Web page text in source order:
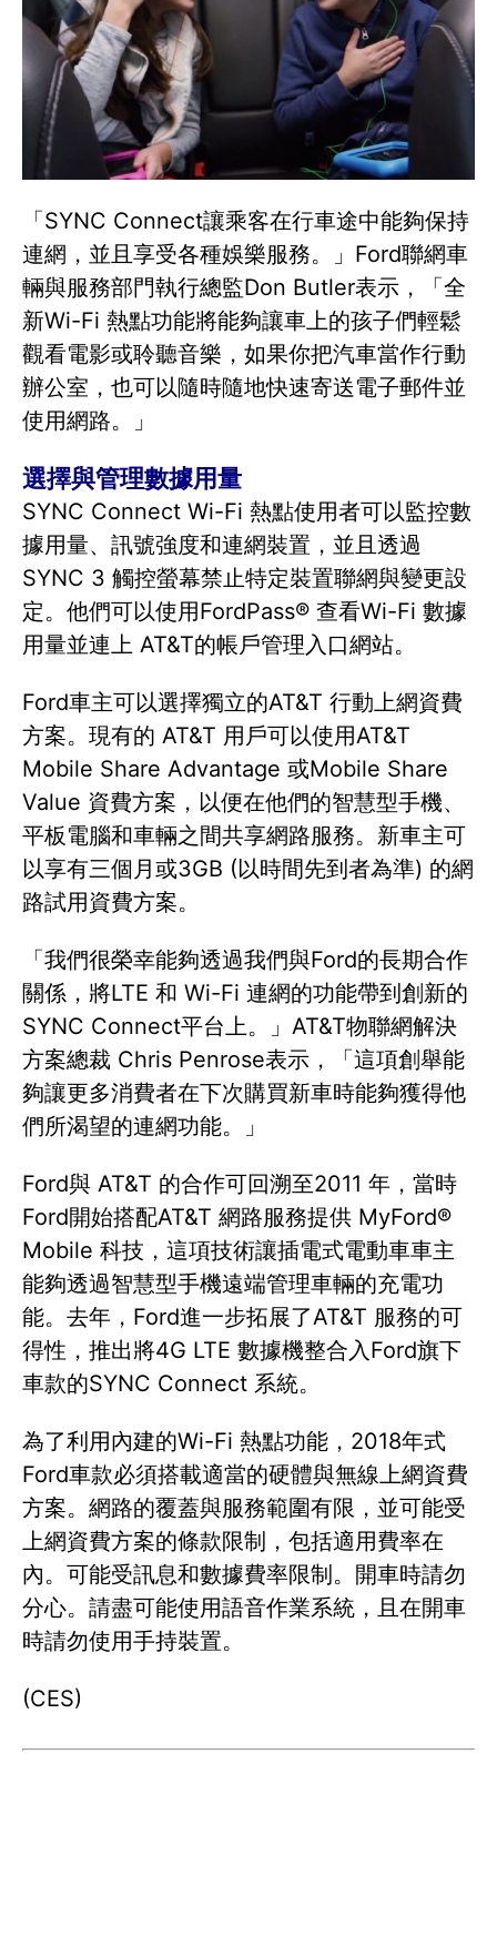
「SYNC Connect讓乘客在行車途中能夠保持
連網，並且享受各種娛樂服務。」Ford聯網車
輛與服務部門執行總監Don Butler表示，「全
新Wi-Fi 熱點功能將能夠讓車上的孩子們輕鬆
觀看電影或聆聽音樂，如果你把汽車當作行動
辦公室，也可以隨時隨地快速寄送電子郵件並
使用網路。」
選擇與管理數據用量
SYNC Connect Wi-Fi 熱點使用者可以監控數
據用量、訊號強度和連網裝置，並且透過
SYNC 3 觸控螢幕禁止特定裝置聯網與變更設
定。他們可以使用FordPass® 查看Wi-Fi 數據
用量並連上 AT&T的帳戶管理入口網站。
Ford車主可以選擇獨立的AT&T 行動上網資費
方案。現有的 AT&T 用戶可以使用AT&T
Mobile Share Advantage 或Mobile Share
Value 資費方案，以便在他們的智慧型手機、
平板電腦和車輛之間共享網路服務。新車主可
以享有三個月或3GB (以時間先到者為準) 的網
路試用資費方案。
「我們很榮幸能夠透過我們與Ford的長期合作
關係，將LTE 和 Wi-Fi 連網的功能帶到創新的
SYNC Connect平台上。」AT&T物聯網解決
方案總裁 Chris Penrose表示，「這項創舉能
夠讓更多消費者在下次購買新車時能夠獲得他
們所渴望的連網功能。」
Ford與 AT&T 的合作可回溯至2011 年，當時
Ford開始搭配AT&T 網路服務提供 MyFord®
Mobile 科技，這項技術讓插電式電動車車主
能夠透過智慧型手機遠端管理車輛的充電功
能。去年，Ford進一步拓展了AT&T 服務的可
得性，推出將4G LTE 數據機整合入Ford旗下
車款的SYNC Connect 系統。
為了利用內建的Wi-Fi 熱點功能，2018年式
Ford車款必須搭載適當的硬體與無線上網資費
方案。網路的覆蓋與服務範圍有限，並可能受
上網資費方案的條款限制，包括適用費率在
內。可能受訊息和數據費率限制。開車時請勿
分心。請盡可能使用語音作業系統，且在開車
時請勿使用手持裝置。
(CES)